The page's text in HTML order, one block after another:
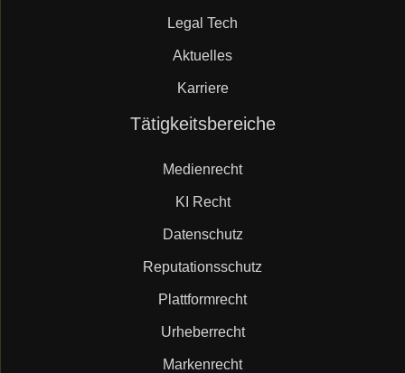
Legal Tech
Aktuelles
Karriere
Tätigkeitsbereiche
Medienrecht
KI Recht
Datenschutz
Reputationsschutz
Plattformrecht
Urheberrecht
Markenrecht